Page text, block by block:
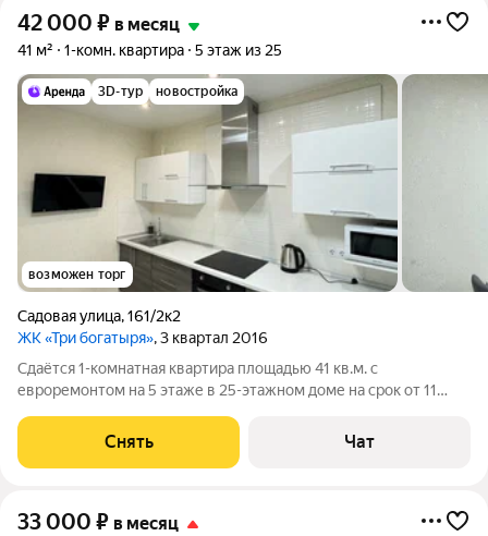
42 000 ₽ в месяц
41 м² 1-комн. квартира 5 этаж из 25
3D-тур новостройка
возможен торг
Садовая улица,161/2к2
ЖК «Три богатыря», 3 квартал 2016
Сдаётся 1-комнатная квартира площадью 41 кв.м. с
евроремонтом на 5 этаже в 25-этажном доме на срок от 11
Стиральная машина Холодильник Кондиционер
Микроволновка Пылесос Дом - кирпичный, окна
Снять Чат
33 000 ₽ в месяц